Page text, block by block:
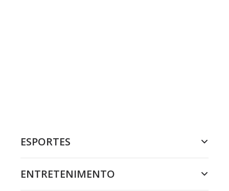
ESPORTES
ENTRETENIMENTO